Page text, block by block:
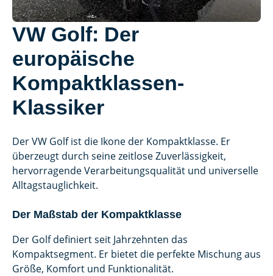
VW Golf: Der
europäische
Kompaktklassen-
Klassiker
Der VW Golf ist die Ikone der Kompaktklasse. Er
überzeugt durch seine zeitlose Zuverlässigkeit,
hervorragende Verarbeitungsqualität und universelle
Alltagstauglichkeit.
Der Maßstab der Kompaktklasse
Der Golf definiert seit Jahrzehnten das
Kompaktsegment. Er bietet die perfekte Mischung aus
Größe, Komfort und Funktionalität.